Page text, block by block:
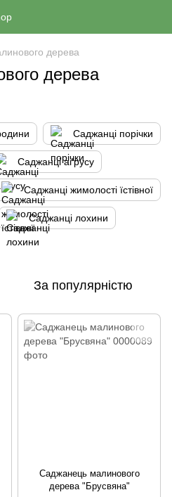
дерева
дерева
Саджанці порічки
Саджанці аґрусу
Саджанці жимолості їстівної
Саджанці лохини
За популярністю
Саджанець малинового
дерева "Брусвяна"